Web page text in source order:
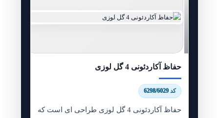
حفاظ آکاردئونی 4 گل لوزی
کد 6298/6029
حفاظ آکاردئونی 4 گل لوزی طراحی ای است که